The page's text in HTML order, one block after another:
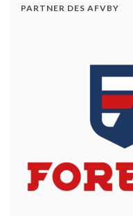
PARTNER DES AFVBY